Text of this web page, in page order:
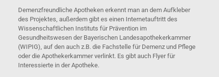
Demenzfreundliche Apotheken erkennt man an dem Aufkleber
des Projektes, außerdem gibt es einen Internetauftritt des
Wissenschaftlichen Instituts für Prävention im
Gesundheitswesen der Bayerischen Landesapothekerkammer
(WIPIG), auf den auch z.B. die Fachstelle für Demenz und Pflege
oder die Apothekerkammer verlinkt. Es gibt auch Flyer für
Interessierte in der Apotheke.